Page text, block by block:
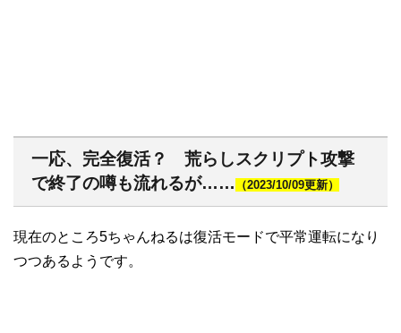
一応、完全復活？ 荒らしスクリプト攻撃
で終了の噂も流れるが……
（2023/10/09更新）
現在のところ5ちゃんねるは復活モードで平常運転になり
つつあるようです。